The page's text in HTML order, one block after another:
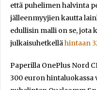
että puhelimen halvinta
jälleenmyyjien kautta
edullisin malli on se, jota
julkaisuhetkellähintaan
Paperilla OnePlus Nord
300 euron